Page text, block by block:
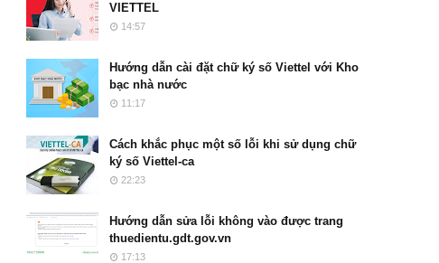
VIETTEL
14:57
Hướng dẫn cài đặt chữ ký số Viettel với Kho
bạc nhà nước
11:17
Cách khắc phục một số lỗi khi sử dụng chữ
ký số Viettel-ca
22:23
Hướng dẫn sửa lỗi không vào được trang
thuedientu.gdt.gov.vn
17:13